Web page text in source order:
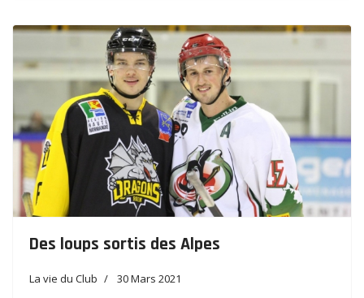
Des loups sortis des Alpes
La vie du Club 30 Mars 2021